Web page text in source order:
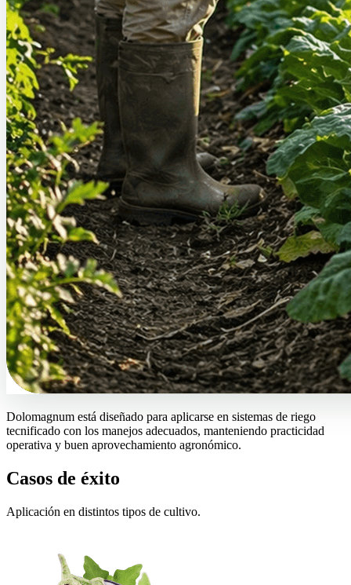
Dolomagnum está diseñado para aplicarse en sistemas de riego
tecnificado con los manejos adecuados, manteniendo practicidad
operativa y buen aprovechamiento agronómico.
Casos de éxito
Aplicación en distintos tipos de cultivo.